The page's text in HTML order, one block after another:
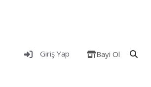
Giriş Yap Bayi Ol